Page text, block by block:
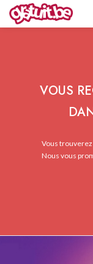
VOUS
Vous
Nous vous